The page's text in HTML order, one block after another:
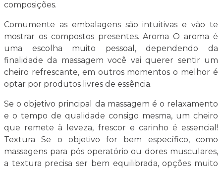
composições.
Comumente as embalagens são intuitivas e vão te
mostrar os compostos presentes. Aroma O aroma é
uma escolha muito pessoal, dependendo da
finalidade da massagem você vai querer sentir um
cheiro refrescante, em outros momentos o melhor é
optar por produtos livres de essência.
Se o objetivo principal da massagem é o relaxamento
e o tempo de qualidade consigo mesma, um cheiro
que remete à leveza, frescor e carinho é essencial!
Textura Se o objetivo for bem específico, como
massagens para pós operatório ou dores musculares,
a textura precisa ser bem equilibrada, opções muito